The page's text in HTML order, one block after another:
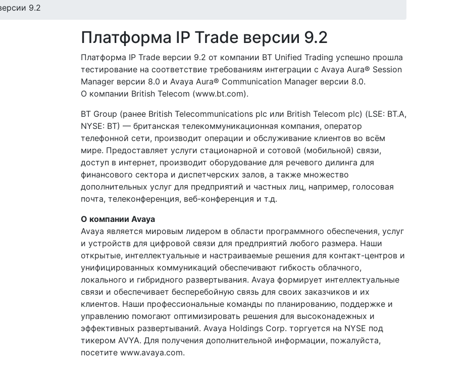
9.2
Платформа IP Trade версии 9.2
Платформа IP Trade версии 9.2 от компании BT Unified Trading успешно прошла
тестирование на соответствие требованиям интеграции с Avaya Aura® Session
Manager версии 8.0 и Avaya Aura® Communication Manager версии 8.0.
О компании British Telecom (www.bt.com).
BT Group (ранее British Telecommunications plc или British Telecom plc) (LSE: BT.A,
NYSE: BT) — британская телекоммуникационная компания, оператор
телефонной сети, производит операции и обслуживание клиентов во всём
мире. Предоставляет услуги стационарной и сотовой (мобильной) связи,
доступ в интернет, производит оборудование для речевого дилинга для
финансового сектора и диспетчерских залов, а также множество
дополнительных услуг для предприятий и частных лиц, например, голосовая
почта, телеконференция, веб-конференция и т.д.
О компании Avaya
Avaya является мировым лидером в области программного обеспечения, услуг
и устройств для цифровой связи для предприятий любого размера. Наши
открытые, интеллектуальные и настраиваемые решения для контакт-центров и
унифицированных коммуникаций обеспечивают гибкость облачного,
локального и гибридного развертывания. Avaya формирует интеллектуальные
связи и обеспечивает бесперебойную связь для своих заказчиков и их
клиентов. Наши профессиональные команды по планированию, поддержке и
управлению помогают оптимизировать решения для высоконадежных и
эффективных развертываний. Avaya Holdings Corp. торгуется на NYSE под
тикером AVYA. Для получения дополнительной информации, пожалуйста,
посетите www.avaya.com.